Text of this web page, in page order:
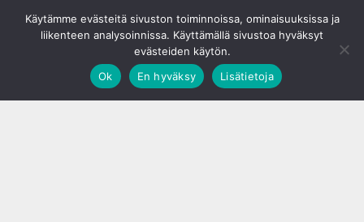
Käytämme evästeitä sivuston toiminnoissa, ominaisuuksissa ja
liikenteen analysoinnissa. Käyttämällä sivustoa hyväksyt
evästeiden käytön.
Ok
En hyväksy Lisätietoja